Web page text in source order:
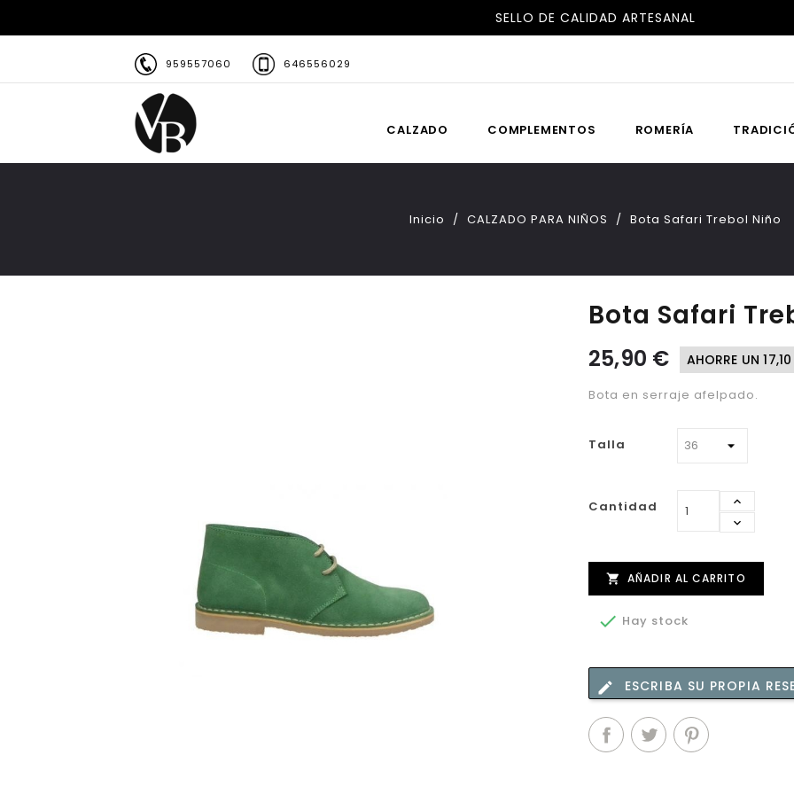
SELLO DE CALIDAD ARTESANAL
ENVÍOS GRATIS A ESPAÑA Y PORTUGAL
959557060 646556029
CALZADO COMPLEMENTOS ROMERÍA
Inicio CALZADO PARA NIÑOS Bota Safari Trebol Niño
Bota Safari
25,90 € AHORRE UN
Bota en serraje afelpado.
Talla
Cantidad
 AÑADIR AL CARRITO
 Hay stock
ESCRIBA SU PROPIA